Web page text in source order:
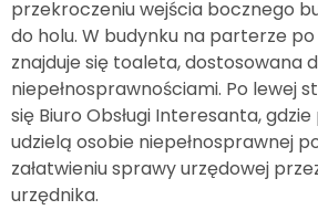
przekroczeniu wejścia bocznego
do holu. W budynku na parterze
znajduje się toaleta, dostosowana
niepełnosprawnościami. Po lewej
się Biuro Obsługi Interesanta,
udzielą osobie niepełnosprawnej
załatwieniu sprawy urzędowej
urzędnika.